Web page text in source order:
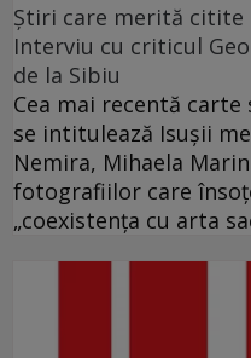
Ştiri care merită citite
Interviu cu criticul
de la Sibiu
Cea mai recentă carte
se intitulează Isuşii
Nemira, Mihaela
fotografiilor care
„coexistenţa cu arta